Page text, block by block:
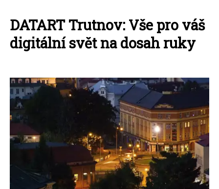
DATART Trutnov: Vše pro váš
digitální svět na dosah ruky